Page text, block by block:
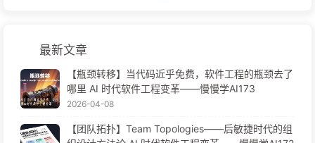
最新文章
【瓶颈转移】当代码近乎免费，软件工程的瓶颈去了
哪里 AI 时代软件工程变革——慢慢学AI173
2026-04-08
【团队拓扑】Team Topologies——后敏捷时代的组